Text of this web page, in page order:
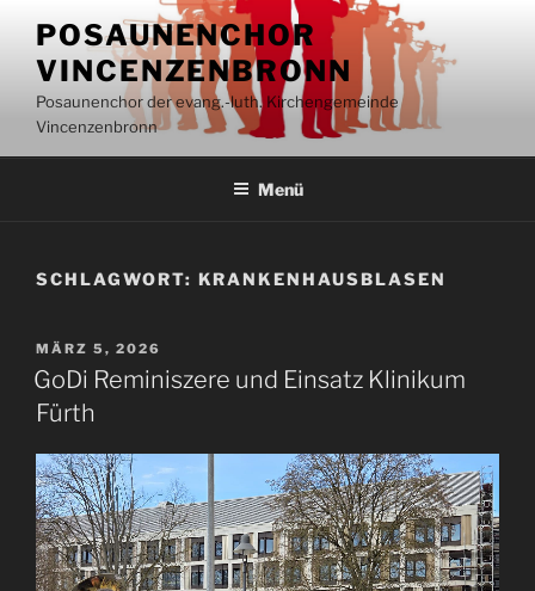
springen
Inhalt
springen
POSAUNENCHOR
VINCENZENBRONN
Posaunenchor der evang.-luth. Kirchengemeinde
Vincenzenbronn
Menü
SCHLAGWORT: KRANKENHAUSBLASEN
VERÖFFENTLICHT
AM
MÄRZ 5, 2026
GoDi Reminiszere und Einsatz Klinikum
Fürth